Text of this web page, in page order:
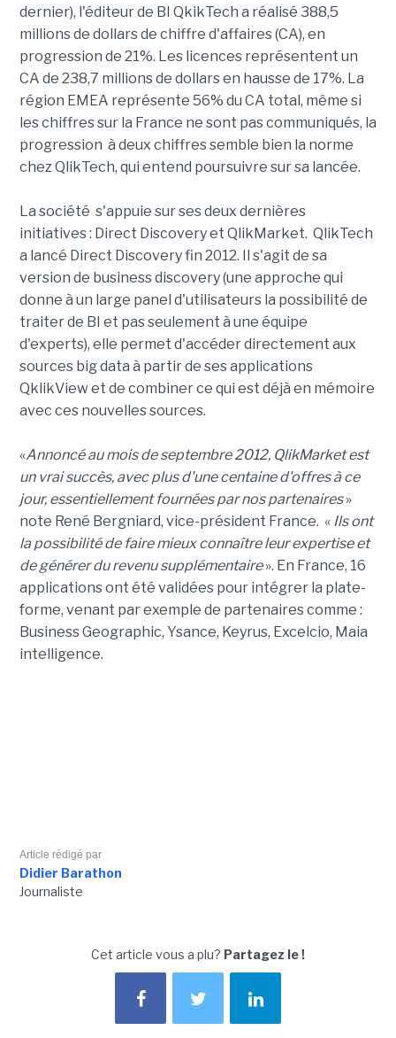
dernier), l'éditeur de BI QkikTech a réalisé 388,5
millions de dollars de chiffre d'affaires (CA), en
progression de 21%. Les licences représentent un
CA de 238,7 millions de dollars en hausse de 17%. La
région EMEA représente 56% du CA total, même si
les chiffres sur la France ne sont pas communiqués, la
progression à deux chiffres semble bien la norme
chez QlikTech, qui entend poursuivre sur sa lancée.
La société s'appuie sur ses deux dernières
initiatives : Direct Discovery et QlikMarket. QlikTech
a lancé Direct Discovery fin 2012. Il s'agit de sa
version de business discovery (une approche qui
donne à un large panel d'utilisateurs la possibilité de
traiter de BI et pas seulement à une équipe
d'experts), elle permet d'accéder directement aux
sources big data à partir de ses applications
QklikView et de combiner ce qui est déjà en mémoire
avec ces nouvelles sources.
«Annoncé au mois de septembre 2012, QlikMarket est
un vrai succès, avec plus d'une centaine d'offres à ce
jour, essentiellement fournées par nos partenaires»
note René Bergniard, vice-président France. « Ils ont
la possibilité de faire mieux connaître leur expertise et
de générer du revenu supplémentaire». En France, 16
applications ont été validées pour intégrer la plate-
forme, venant par exemple de partenaires comme :
Business Geographic, Ysance, Keyrus, Excelcio, Maia
intelligence.
Article rédigé par
Didier Barathon
Journaliste
Cet article vous a plu? Partagez le !